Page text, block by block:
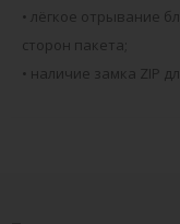
• лёгкое отрывание
сторон пакета;
• наличие замка ZIP